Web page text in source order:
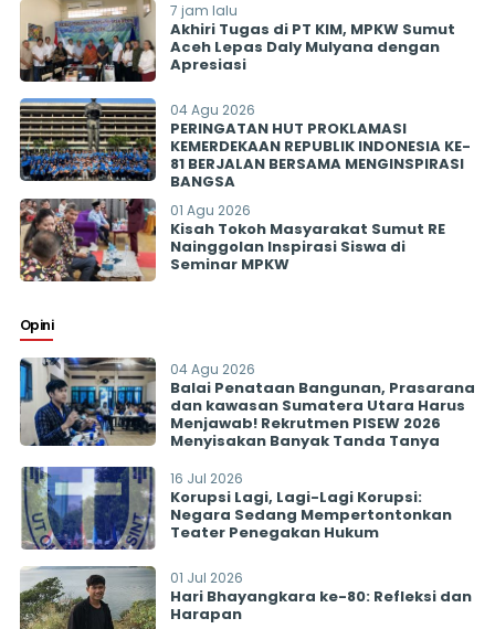
7 jam lalu
Akhiri Tugas di PT KIM, MPKW Sumut
Aceh Lepas Daly Mulyana dengan
Apresiasi
04 Agu 2026
PERINGATAN HUT PROKLAMASI
KEMERDEKAAN REPUBLIK INDONESIA KE-
81 BERJALAN BERSAMA MENGINSPIRASI
BANGSA
01 Agu 2026
Kisah Tokoh Masyarakat Sumut RE
Nainggolan Inspirasi Siswa di
Seminar MPKW
Opini
04 Agu 2026
Balai Penataan Bangunan, Prasarana
dan kawasan Sumatera Utara Harus
Menjawab! Rekrutmen PISEW 2026
Menyisakan Banyak Tanda Tanya
16 Jul 2026
Korupsi Lagi, Lagi-Lagi Korupsi:
Negara Sedang Mempertontonkan
Teater Penegakan Hukum
01 Jul 2026
Hari Bhayangkara ke-80: Refleksi dan
Harapan